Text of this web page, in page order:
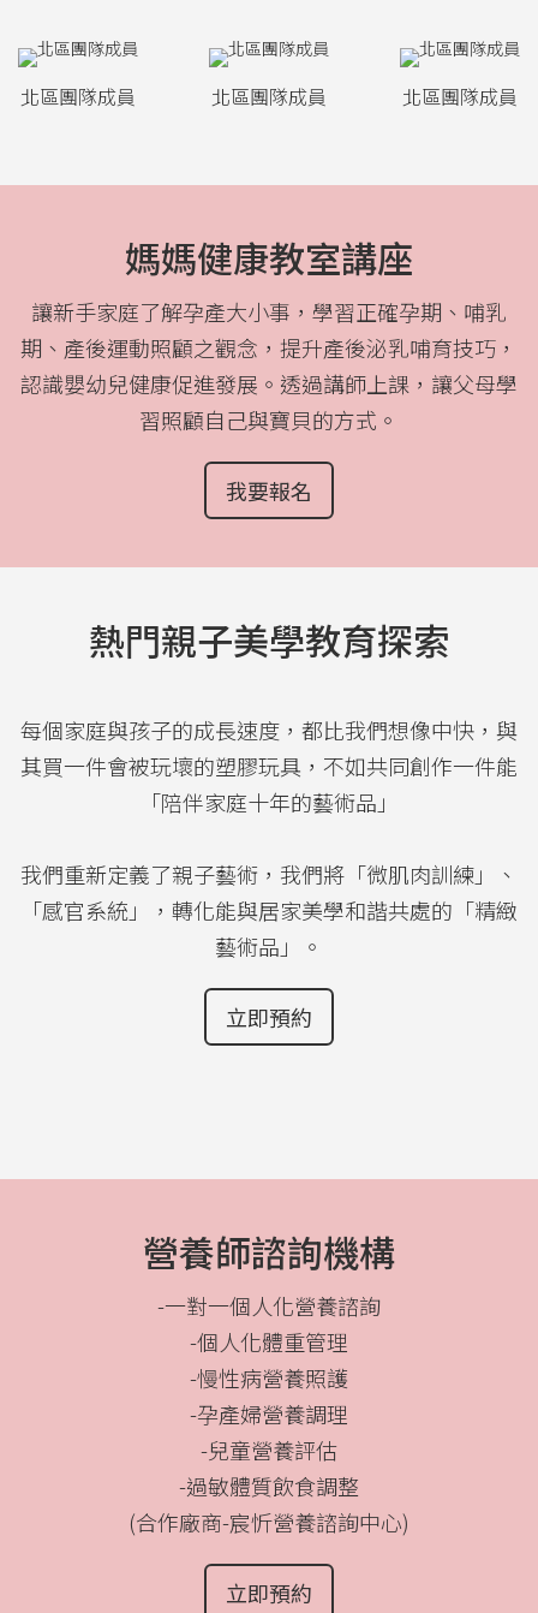
北區團隊成員 北區團隊成員 北區團隊成員
媽媽健康教室講座
讓新手家庭了解孕產大小事，學習正確孕期、哺乳
期、產後運動照顧之觀念，提升產後泌乳哺育技巧，
認識嬰幼兒健康促進發展。透過講師上課，讓父母學
習照顧自己與寶貝的方式。
我要報名
熱門親子美學教育探索
每個家庭與孩子的成長速度，都比我們想像中快，與
其買一件會被玩壞的塑膠玩具，不如共同創作一件能
「陪伴家庭十年的藝術品」
我們重新定義了親子藝術，我們將「微肌肉訓練」、
「感官系統」，轉化能與居家美學和諧共處的「精緻
藝術品」。
立即預約
營養師諮詢機構
-一對一個人化營養諮詢
-個人化體重管理
-慢性病營養照護
-孕產婦營養調理
-兒童營養評估
-過敏體質飲食調整
(合作廠商-宸忻營養諮詢中心)
立即預約